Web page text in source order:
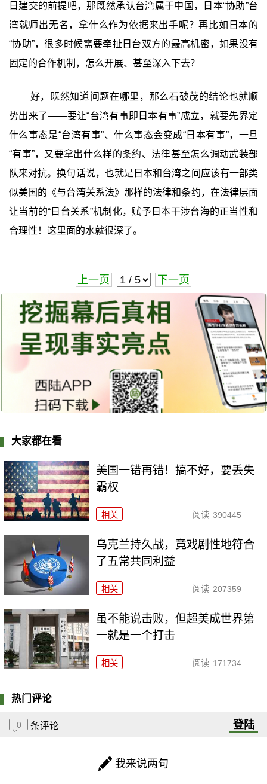
日建交的前提吧，那既然承认台湾属于中国，日本“协助”台
湾就师出无名，拿什么作为依据来出手呢？再比如日本的
“协助”，很多时候需要牵扯日台双方的最高机密，如果没有
固定的合作机制，怎么开展、甚至深入下去？
好，既然知道问题在哪里，那么石破茂的结论也就顺
势出来了——要让“台湾有事即日本有事”成立，就要先界定
什么事态是“台湾有事”、什么事态会变成“日本有事”，一旦
“有事”，又要拿出什么样的条约、法律甚至怎么调动武装部
队来对抗。换句话说，也就是日本和台湾之间应该有一部类
似美国的《与台湾关系法》那样的法律和条约，在法律层面
让当前的“日台关系”机制化，赋予日本干涉台海的正当性和
合理性！这里面的水就很深了。
上一页 下一页
大家都在看
美国一错再错！搞不好，要丢失
霸权
相关 阅读 390445
乌克兰持久战，竟戏剧性地符合
了五常共同利益
相关 阅读 207359
虽不能说击败，但超美成世界第
一就是一个打击
相关 阅读 171734
热门评论
0 条评论 登陆
我来说两句